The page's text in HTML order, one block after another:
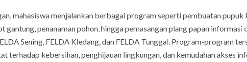
mahasiswa menjalankan berbagai program seperti pembuatan pupuk
penanaman pohon, hingga pemasangan plang papan informasi
Sening, FELDA Kledang, dan FELDA Tunggal. Program-program
terhadap kebersihan, penghijauan lingkungan, dan kemudahan akses